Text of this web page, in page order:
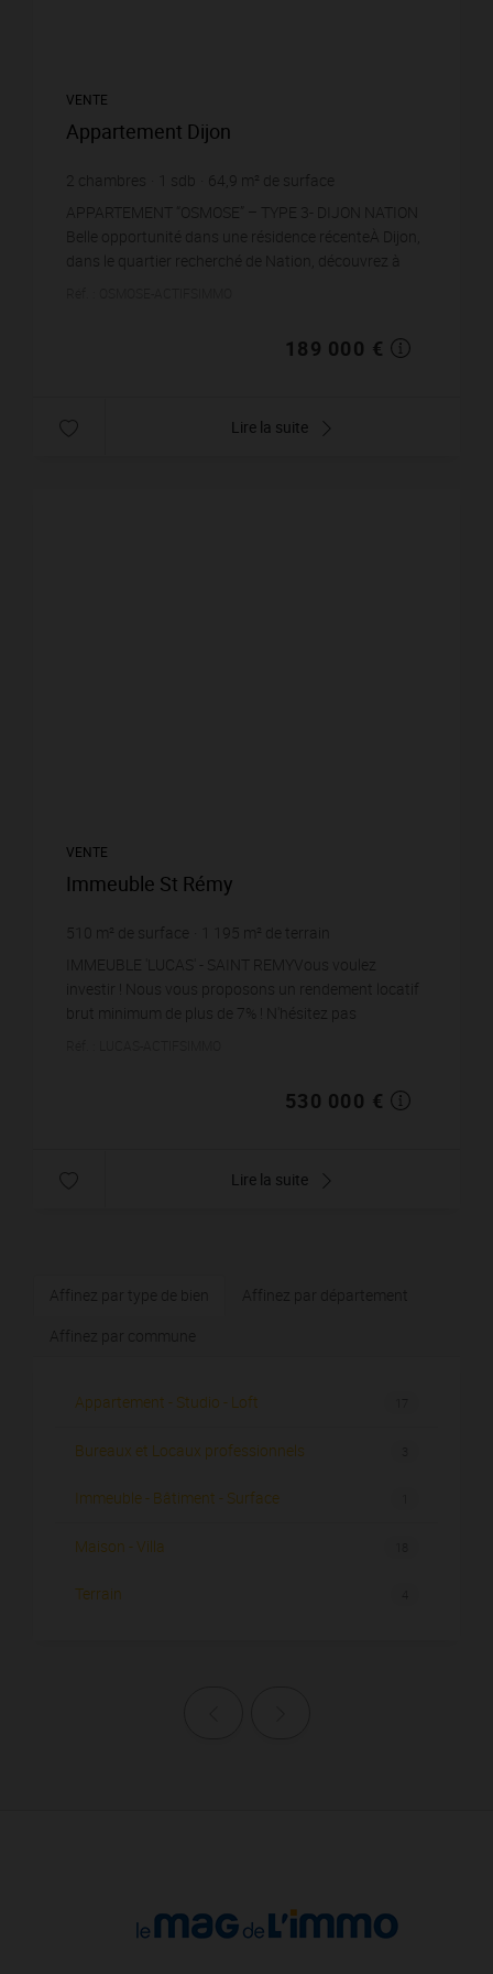
VENTE
Appartement Dijon
2 chambres sdb 64,9 m² de surface
2 912,17 € prix / m²
APPARTEMENT “OSMOSE” – TYPE 3- DIJON NATION
Belle opportunité dans une résidence récenteÀ Dijon,
dans le quartier recherché de Nation, découvrez à
189 000 €
Lire la suite
VENTE
Immeuble St Rémy
510 m² de surface 1 195 m² de terrain
1 039,22 €
prix / m²
IMMEUBLE 'LUCAS' - SAINT REMYVous voulez
investir ! Nous vous proposons un rendement locatif
brut minimum de plus de 7% ! N'hésitez pas
530 000 €
Lire la suite
Affinez par type de bien
Affinez par département
Affinez par commune
Appartement - Studio - Loft
Bureaux et Locaux professionnels
Immeuble - Bâtiment - Surface
Maison - Villa
Terrain